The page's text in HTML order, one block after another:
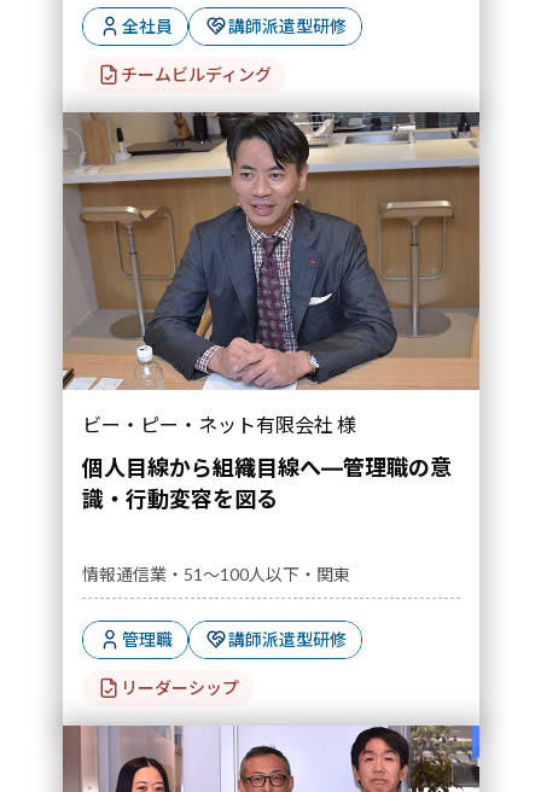
全社員 講師派遣型研修
チームビルディング
ビー・ピー・ネット有限会社 様
個人目線から組織目線へ―管理職の意
識・行動変容を図る
情報通信業・51～100人以下・関東
管理職 講師派遣型研修
リーダーシップ